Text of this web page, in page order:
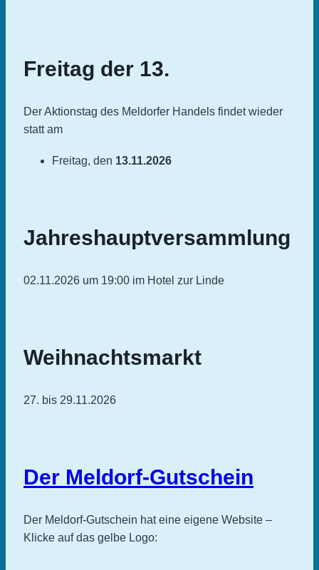
Freitag der 13.
Der Aktionstag des Meldorfer Handels findet wieder
statt am
Freitag, den 13.11.2026
Jahreshauptversammlung
02.11.2026 um 19:00 im Hotel zur Linde
Weihnachtsmarkt
27. bis 29.11.2026
Der Meldorf-Gutschein
Der Meldorf-Gutschein hat eine eigene Website –
Klicke auf das gelbe Logo: